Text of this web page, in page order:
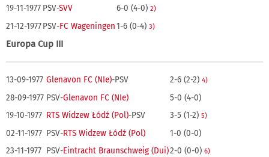
19-11-1977 PSV-SVV 6-0 (4-0) 2)
21-12-1977PSV-FC Wageningen1-6 (0-4) 3)
Europa Cup III
13-09-1977 Glenavon FC (NIe)-PSV 2-6 (2-2) 4)
28-09-1977 PSV-Glenavon FC (NIe)
5-0 (4-0)
19-10-1977 RTS Widzew Łódź (Pol)-PSV 3-5 (1-2) 5)
02-11-1977 PSV-RTS Widzew Łódź (Pol)
1-0 (0-0)
23-11-1977 PSV-Eintracht Braunschweig (Dui)2-0 (0-0) 6)